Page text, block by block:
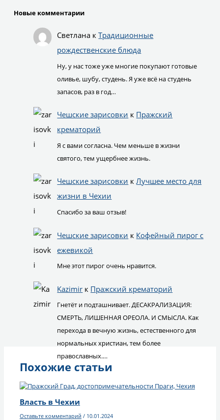
Новые комментарии
Светлана кТрадиционные
рождественские блюда
Ну, у нас тоже уже многие покупают готовые
оливье, шубу, студень. Я уже всё на студень
запасов, раз в год…
Чешские зарисовки к Пражский
крематорий
Я с вами согласна. Чем меньше в жизни
святого, тем ущербнее жизнь.
Чешские зарисовки кЛучшее место для
жизни в Чехии
Спасибо за ваш отзыв!
Чешские зарисовки к Кофейный пирог с
ежевикой
Мне этот пирог очень нравится.
Kazimir к Пражский крематорий
Гнетёт и подташнивает. ДЕСАКРАЛИЗАЦИЯ:
СМЕРТЬ, ЛИШЕННАЯ ОРЕОЛА. И СМЫСЛА. Как
перехода в вечную жизнь, естественного для
нормальных христиан, тем более
православных.…
Похожие статьи
Власть в Чехии
Оставьте комментарий / 10.01.2024